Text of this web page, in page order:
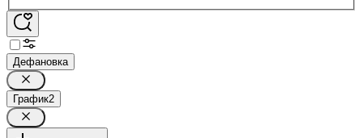
Дефановка
График2